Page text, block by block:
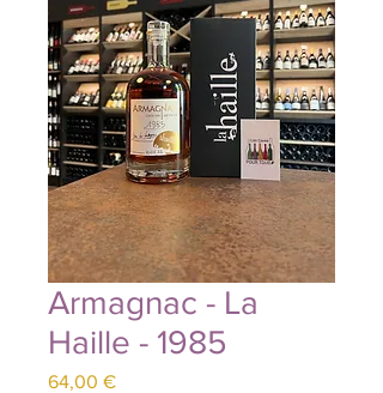
Armagnac - La
Haille - 1985
64,00 €Prix